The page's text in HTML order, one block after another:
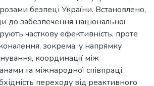
безпеці України. Встановлено,
до забезпечення національної
часткову ефективність, проте
зокрема, у напрямку
координації між
та міжнародної співпраці.
переходу від реактивного